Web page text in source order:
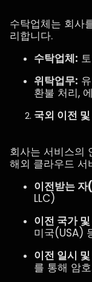
수탁업체는 회사
리합니다.
수탁업체:
위탁업무:
환불 처리,
국외 이전
회사는 서비스의
해외 클라우드 서
이전받는
LLC)
이전 국가
미국(USA)
이전 일시
를 통해 암